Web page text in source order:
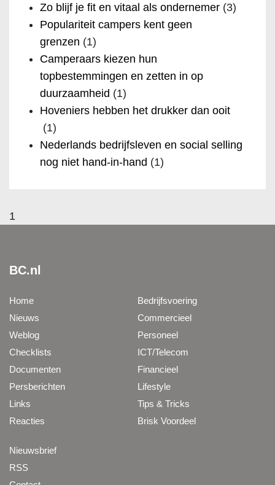
Zo blijf je fit en vitaal als ondernemer (3)
Populariteit campers kent geen
grenzen (1)
Camperaars kiezen hun
topbestemmingen en zetten in op
duurzaamheid (1)
Hoveniers hebben het drukker dan ooit
(1)
Nederlands bedrijfsleven en social selling
nog niet hand-in-hand (1)
1
BC.nl
Home
Nieuws
Weblog
Checklists
Documenten
Persberichten
Links
Reacties
Bedrijfsvoering
Commercieel
Personeel
ICT/Telecom
Financieel
Lifestyle
Tips & Tricks
Brisk Voordeel
Nieuwsbrief
RSS